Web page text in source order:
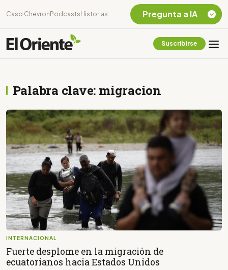
Caso Chevron Podcasts Historias
Suscribirse
Palabra clave: migracion
INTERNACIONAL
Fuerte desplome en la migración de
ecuatorianos hacia Estados Unidos
Pregunta a IA
Listar destinos
Amazonia Ecuatoriana
¿En que consiste la
tasa minera que rige en
Ecuador?